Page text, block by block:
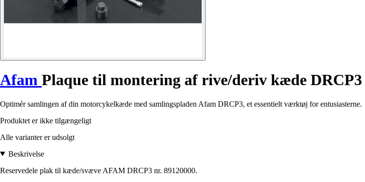
Afam Plaque til montering af rive/deriv kæde DRCP3
Optimér samlingen af din motorcykelkæde med samlingspladen Afam DRCP3, et essentielt værktøj for entusiasterne.
Produktet er ikke tilgængeligt
Alle varianter er udsolgt
Beskrivelse
Reservedele plak til kæde/svæve AFAM DRCP3 nr. 89120000.